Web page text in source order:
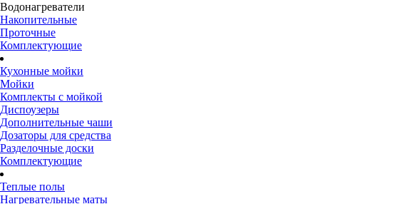
Водонагреватели
Накопительные
Проточные
Комплектующие
Кухонные мойки
Мойки
Комплекты с мойкой
Диспоузеры
Дополнительные чаши
Дозаторы для средства
Разделочные доски
Комплектующие
Теплые полы
Нагревательные маты